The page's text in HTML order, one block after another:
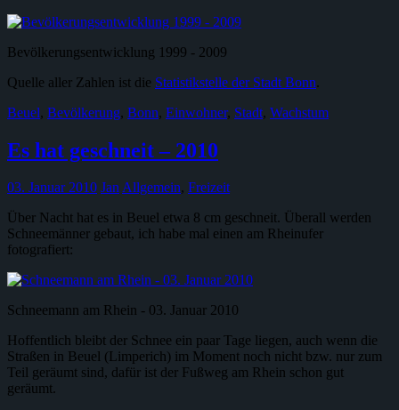
Bevölkerungsentwicklung 1999 - 2009
Quelle aller Zahlen ist die Statistikstelle der Stadt Bonn.
Beuel, Bevölkerung, Bonn, Einwohner, Stadt, Wachstum
Es hat geschneit – 2010
03. Januar 2010 JanAllgemein, Freizeit
Über Nacht hat es in Beuel etwa 8 cm geschneit. Überall werden
Schneemänner gebaut, ich habe mal einen am Rheinufer
fotografiert:
Schneemann am Rhein - 03. Januar 2010
Hoffentlich bleibt der Schnee ein paar Tage liegen, auch wenn die
Straßen in Beuel (Limperich) im Moment noch nicht bzw. nur zum
Teil geräumt sind, dafür ist der Fußweg am Rhein schon gut
geräumt.